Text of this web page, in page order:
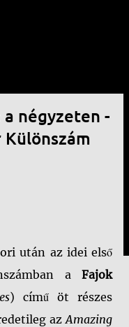
négyzeten -
után az idei első
a Fajok
) című öt részes
azAmazing